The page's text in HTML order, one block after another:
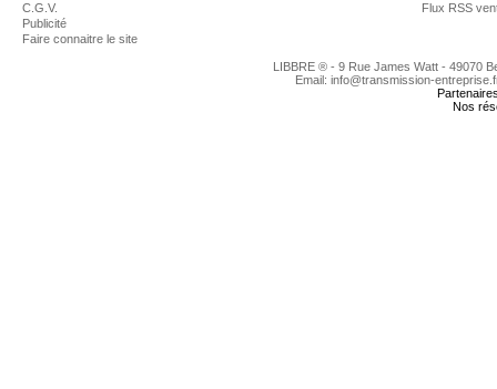
C.G.V.
Publicité
Faire connaitre le site
Flux RSS
LIBBRE ® - 9 Rue James Watt - 49070
Email: info@transmission-
Nos